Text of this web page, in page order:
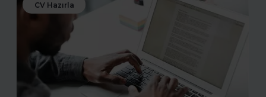
CV Hazırla